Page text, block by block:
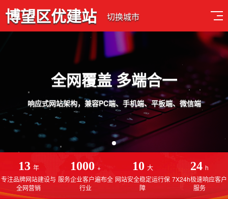
博望区优建站 切换城市
全网覆盖 多端合一
响应式网站架构，兼容PC端、手机端、平板端、微信端
13 年
专注品牌网站建设与
全网营销
1000 +
服务企业客户遍布全
行业
10 大
网站安全稳定运行保
障
24 h
7X24h极速响应客户
服务